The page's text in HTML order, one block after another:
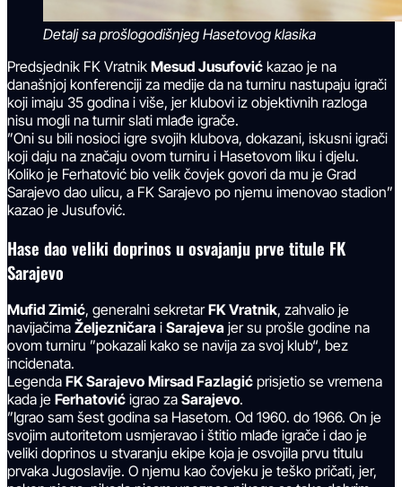
Detalj sa prošlogodišnjeg Hasetovog klasika
Predsjednik FK Vratnik Mesud Jusufović kazao je na
današnjoj konferenciji za medije da na turniru nastupaju igrači
koji imaju 35 godina i više, jer klubovi iz objektivnih razloga
nisu mogli na turnir slati mlađe igrače.
”Oni su bili nosioci igre svojih klubova, dokazani, iskusni igrači
koji daju na značaju ovom turniru i Hasetovom liku i djelu.
Koliko je Ferhatović bio velik čovjek govori da mu je Grad
Sarajevo dao ulicu, a FK Sarajevo po njemu imenovao stadion”
kazao je Jusufović.
Hase dao veliki doprinos u osvajanju prve titule FK
Sarajevo
Mufid Zimić, generalni sekretarFK Vratnik, zahvalio je
navijačima Željezničara i Sarajeva jer su prošle godine na
ovom turniru ”pokazali kako se navija za svoj klub“, bez
incidenata.
Legenda FK Sarajevo Mirsad Fazlagić prisjetio se vremena
kada je Ferhatović igrao za Sarajevo.
”Igrao sam šest godina sa Hasetom. Od 1960. do 1966. On je
svojim autoritetom usmjeravao i štitio mlađe igrače i dao je
veliki doprinos u stvaranju ekipe koja je osvojila prvu titulu
prvaka Jugoslavije. O njemu kao čovjeku je teško pričati, jer,